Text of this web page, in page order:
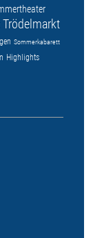
Trödelmarkt
Sommerkabarett
Highlights